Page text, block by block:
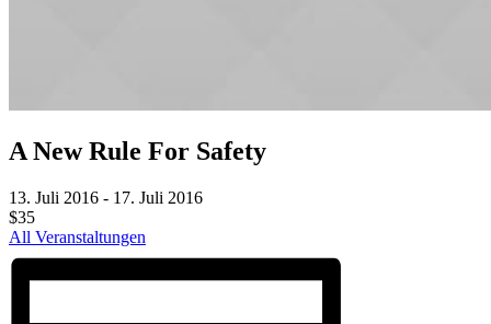
A New Rule For Safety
13. Juli 2016 - 17. Juli 2016
$35
All Veranstaltungen